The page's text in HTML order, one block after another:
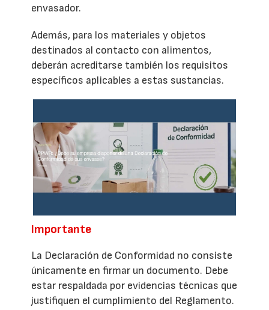
envasador.
Además, para los materiales y objetos
destinados al contacto con alimentos,
deberán acreditarse también los requisitos
específicos aplicables a estas sustancias.
Importante
La Declaración de Conformidad no consiste
únicamente en firmar un documento. Debe
estar respaldada por evidencias técnicas que
justifiquen el cumplimiento del Reglamento.